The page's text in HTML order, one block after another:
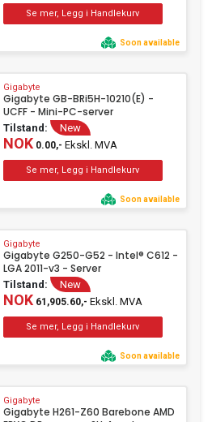
Soon available
Gigabyte
Gigabyte GB-BRi5H-10210(E) -
UCFF - Mini-PC-server
Tilstand: New
NOK0.00,- Ekskl. MVA
Soon available
Gigabyte
Gigabyte G250-G52 - Intel® C612 -
LGA 2011-v3 - Server
Tilstand: New
NOK61,905.60,- Ekskl. MVA
Soon available
Gigabyte
Gigabyte H261-Z60 Barebone AMD